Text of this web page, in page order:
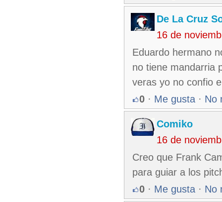
De La Cruz
16 de
Eduardo hermano
no tiene mandarria
veras yo no confio
0 · Me gusta · No
Comiko
16 de
Creo que Frank
para guiar a los
0 · Me gusta · No